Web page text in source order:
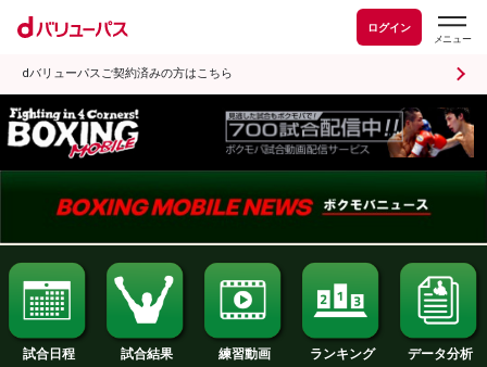
ログイン
dバリューパスご契約済みの方はこちら